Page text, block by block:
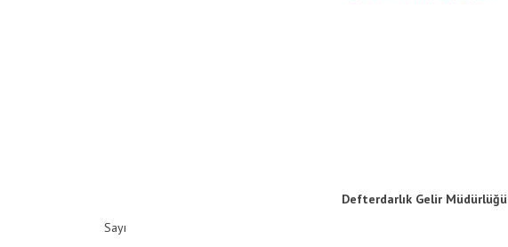
Defterdarlık Gelir Müdürlüğü
Sayı